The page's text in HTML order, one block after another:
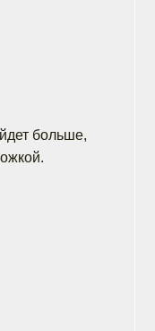
больше,